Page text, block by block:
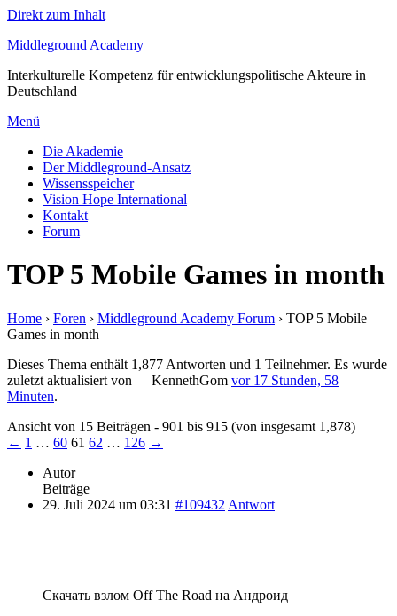
Direkt zum Inhalt
Middleground Academy
Interkulturelle Kompetenz für entwicklungspolitische Akteure in
Deutschland
Menü
Die Akademie
Der Middleground-Ansatz
Wissensspeicher
Vision Hope International
Kontakt
Forum
TOP 5 Mobile Games in month
Home › Foren › Middleground Academy Forum › TOP 5 Mobile
Games in month
Dieses Thema enthält 1,877 Antworten und 1 Teilnehmer. Es wurde
zuletzt aktualisiert von
KennethGom vor 17 Stunden, 58
Minuten.
Ansicht von 15 Beiträgen - 901 bis 915 (von insgesamt 1,878)
← 1 … 60 61 62 … 126 →
Autor
Beiträge
29. Juli 2024 um 03:31 #109432 Antwort
Скачать взлом Off The Road на Андроид